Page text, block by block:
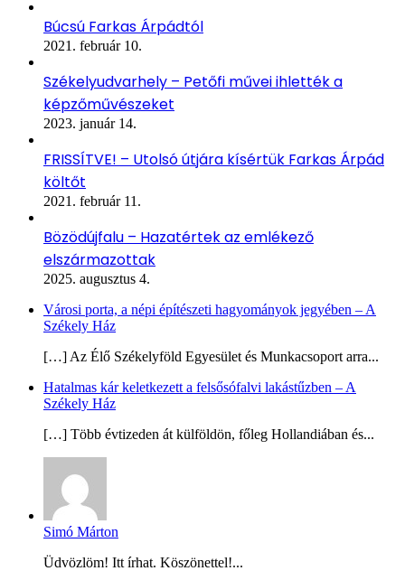
Búcsú Farkas Árpádtól
2021. február 10.
Székelyudvarhely – Petőfi művei ihlették a
képzőművészeket
2023. január 14.
FRISSÍTVE! – Utolsó útjára kísértük Farkas Árpád
költőt
2021. február 11.
Bözödújfalu – Hazatértek az emlékező
elszármazottak
2025. augusztus 4.
Városi porta, a népi építészeti hagyományok jegyében – A
Székely Ház
[…] Az Élő Székelyföld Egyesület és Munkacsoport arra...
Hatalmas kár keletkezett a felsősófalvi lakástűzben – A
Székely Ház
[…] Több évtizeden át külföldön, főleg Hollandiában és...
Simó Márton
Üdvözlöm! Itt írhat. Köszönettel!...